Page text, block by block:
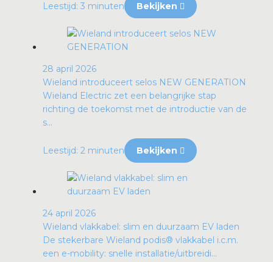
Leestijd: 3 minuten Bekijken
28 april 2026
Wieland introduceert selos NEW GENERATION
Wieland Electric zet een belangrijke stap
richting de toekomst met de introductie van de
s...
Leestijd: 2 minuten Bekijken
24 april 2026
Wieland vlakkabel: slim en duurzaam EV laden
De stekerbare Wieland podis® vlakkabel i.c.m.
een e-mobility: snelle installatie/uitbreidi...